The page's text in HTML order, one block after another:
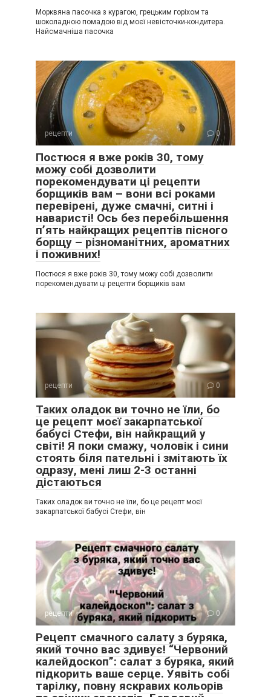
Морквяна пасочка з курагою, грецьким горіхом та
шоколадною помадою від моєї невісточки-кондитера.
Найсмачніша пасочка
рецепти 0
Постюся я вже років 30, тому
можу собі дозволити
порекомендувати ці рецепти
борщиків вам – вони всі роками
перевірені, дуже смачні, ситні і
наваристі! Ось без перебільшення
п’ять найкращих рецептів пісного
борщу – різноманітних, ароматних
і поживних!
Постюся я вже років 30, тому можу собі дозволити
порекомендувати ці рецепти борщиків вам
рецепти 0
Таких оладок ви точно не їли, бо
це рецепт моєї закарпатської
бабусі Стефи, він найкращий у
світі! Я поки смажу, чоловік і сини
стоять біля пательні і змітають їх
одразу, мені лиш 2-3 останні
дістаються
Таких оладок ви точно не їли, бо це рецепт моєї
закарпатської бабусі Стефи, він
рецепти 0
Рецепт смачного салату з буряка,
який точно вас здивує! “Червоний
калейдоскоп”: салат з буряка, який
підкорить ваше серце. Уявіть собі
тарілку, повну яскравих кольорів